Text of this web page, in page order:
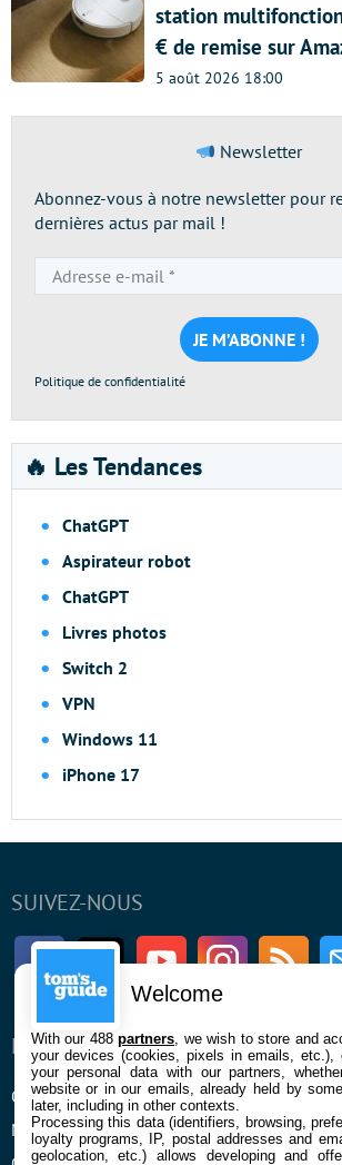
station
€ de remise sur
5 août 2026 18:00
Newsletter
Abonnez-vous à notre newsletter pour
dernières actus par mail !
e-
mail
*
Politique de confidentialité
🔥 Les Tendances
ChatGPT
Aspirateur robot
ChatGPT
Livres photos
Switch 2
VPN
Windows 11
iPhone 17
SUIVEZ-NOUS
FacebookTwitter Youtube InstagramRSS
ENTREPRISE
Qui sommes nous
Mentions légales et CGU
À
La rédaction
Contact
Welcome
With our 488partners , we wish to store and
your devices (cookies, pixels in emails, etc.),
your personal data with our partners,
website or in our emails, already held by
later, including in other contexts.
Processing this data (identifiers, browsing,
loyalty programs, IP, postal addresses and
geolocation, etc.) allows developing and